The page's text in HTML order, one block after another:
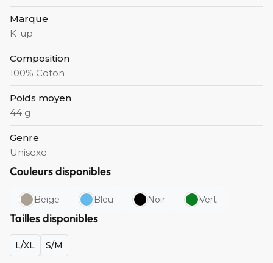
Marque
K-up
Composition
100% Coton
Poids moyen
44 g
Genre
Unisexe
Couleurs disponibles
Beige Bleu Noir Vert
Tailles disponibles
L/XL S/M